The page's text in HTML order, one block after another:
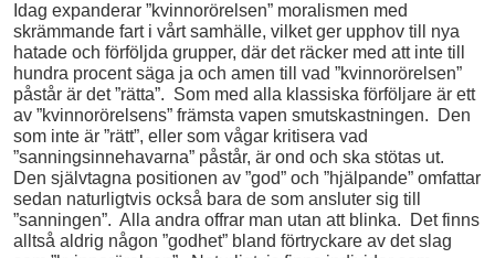
Idag expanderar ”kvinnorörelsen” moralismen med
skrämmande fart i vårt samhälle, vilket ger upphov till nya
hatade och förföljda grupper, där det räcker med att inte till
hundra procent säga ja och amen till vad ”kvinnorörelsen”
påstår är det ”rätta”. Som med alla klassiska förföljare är ett
av ”kvinnorörelsens” främsta vapen smutskastningen. Den
som inte är ”rätt”, eller som vågar kritisera vad
”sanningsinnehavarna” påstår, är ond och ska stötas ut.
Den självtagna positionen av ”god” och ”hjälpande” omfattar
sedan naturligtvis också bara de som ansluter sig till
”sanningen”. Alla andra offrar man utan att blinka. Det finns
alltså aldrig någon ”godhet” bland förtryckare av det slag